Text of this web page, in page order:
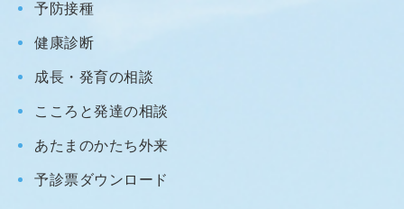
予防接種
健康診断
成長・発育の相談
こころと発達の相談
あたまのかたち外来
予診票ダウンロード